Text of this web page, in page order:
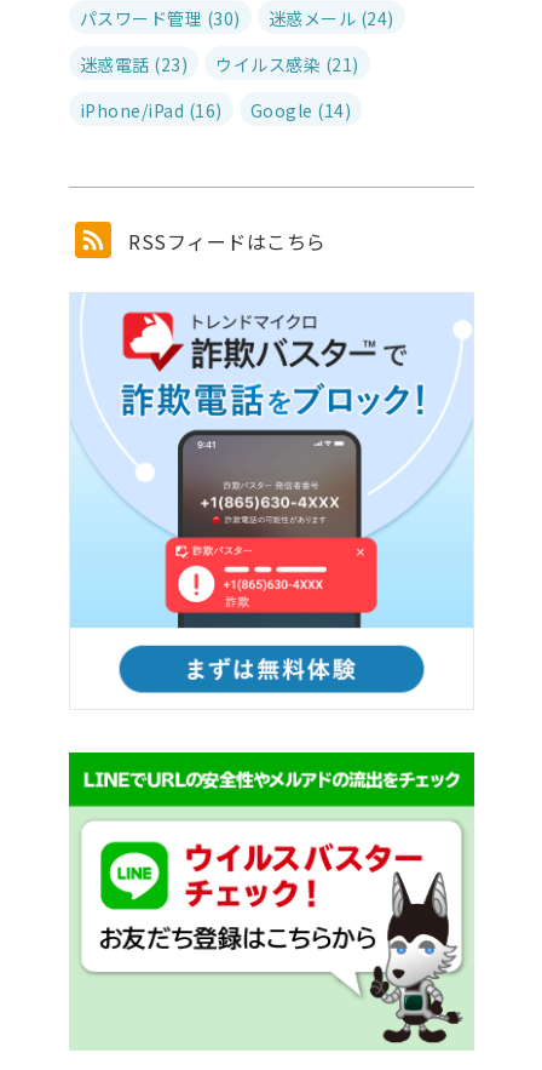
パスワード管理 (30)
迷惑メール (24)
迷惑電話 (23)
ウイルス感染 (21)
iPhone/iPad (16)
Google (14)
RSSフィードはこちら